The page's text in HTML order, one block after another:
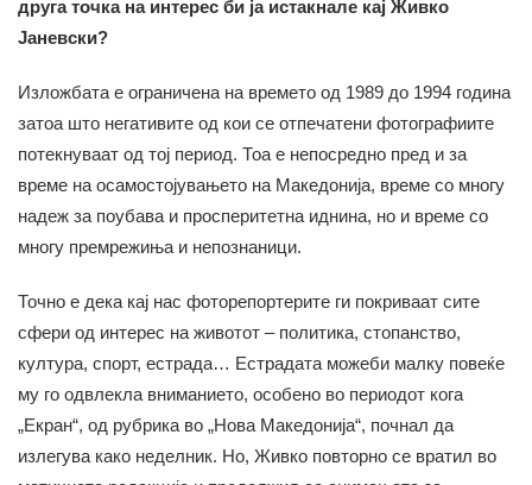
друга точка на интерес би ја истакнале кај Живко
Јаневски?
Изложбата е ограничена на времето од 1989 до 1994 година
затоа што негативите од кои се отпечатени фотографиите
потекнуваат од тој период. Тоа е непосредно пред и за
време на осамостојувањето на Македонија, време со многу
надеж за поубава и просперитетна иднина, но и време со
многу премрежиња и непознаници.
Точно е дека кај нас фоторепортерите ги покриваат сите
сфери од интерес на животот – политика, стопанство,
култура, спорт, естрада… Естрадата можеби малку повеќе
му го одвлекла вниманието, особено во периодот кога
„Екран“, од рубрика во „Нова Македонија“, почнал да
излегува како неделник. Но, Живко повторно се вратил во